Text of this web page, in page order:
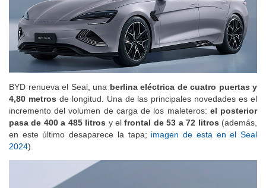
BYD renueva el Seal, una berlina eléctrica de cuatro puertas y
4,80 metros de longitud. Una de las principales novedades es el
incremento del volumen de carga de los maleteros: el posterior
pasa de 400 a 485 litros y elfrontal de 53 a 72 litros (además,
en este último desaparece la tapa; imagen de esta en el Seal
2024).